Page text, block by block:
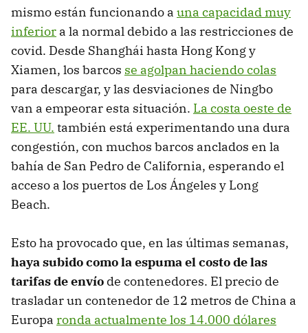
mismo están funcionando a una capacidad muy
inferior a la normal debido a las restricciones de
covid. Desde Shanghái hasta Hong Kong y
Xiamen, los barcos se agolpan haciendo colas
para descargar, y las desviaciones de Ningbo
van a empeorar esta situación. La costa oeste de
EE. UU. también está experimentando una dura
congestión, con muchos barcos anclados en la
bahía de San Pedro de California, esperando el
acceso a los puertos de Los Ángeles y Long
Beach.
Esto ha provocado que, en las últimas semanas,
haya subido como la espuma el costo de las
tarifas de envío de contenedores. El precio de
trasladar un contenedor de 12 metros de China a
Europa ronda actualmente los 14.000 dólares